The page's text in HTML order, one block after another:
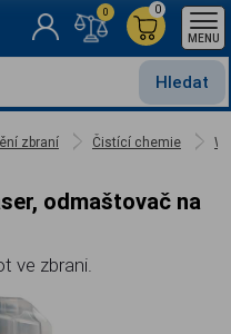
Hledat
0
0
MENU
zbraní Čistící chemie
ve zbrani.